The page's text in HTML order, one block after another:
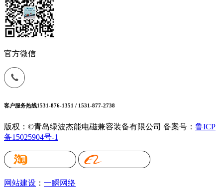
官方微信
客户服务热线1531-876-1351 / 1531-877-2738
版权：©青岛绿波杰能电磁兼容装备有限公司 备案号： 鲁ICP
备15025904号-1
网站建设 ： 一瞬网络